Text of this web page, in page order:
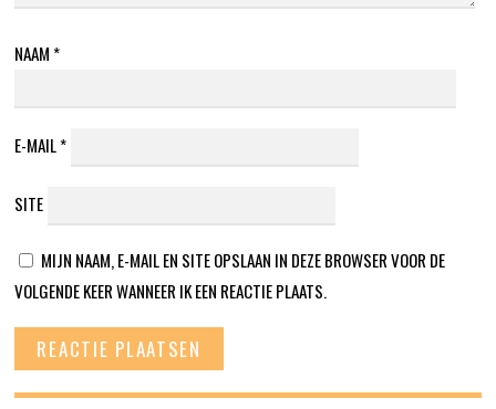
NAAM *
E-MAIL*
SITE
MIJN NAAM, E-MAIL EN SITE OPSLAAN IN DEZE BROWSER VOOR DE
VOLGENDE KEER WANNEER IK EEN REACTIE PLAATS.